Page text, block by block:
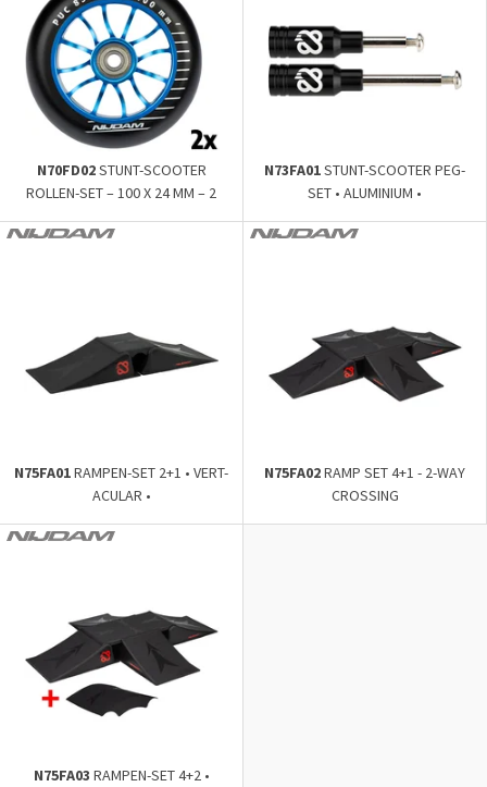
N70FD02STUNT-SCOOTER
ROLLEN-SET – 100 X 24 MM – 2
N73FA01STUNT-SCOOTER PEG-
SET • ALUMINIUM •
N75FA01RAMPEN-SET 2+1 • VERT-
ACULAR •
N75FA02RAMP SET 4+1 - 2-WAY
CROSSING
N75FA03 RAMPEN-SET 4+2 •